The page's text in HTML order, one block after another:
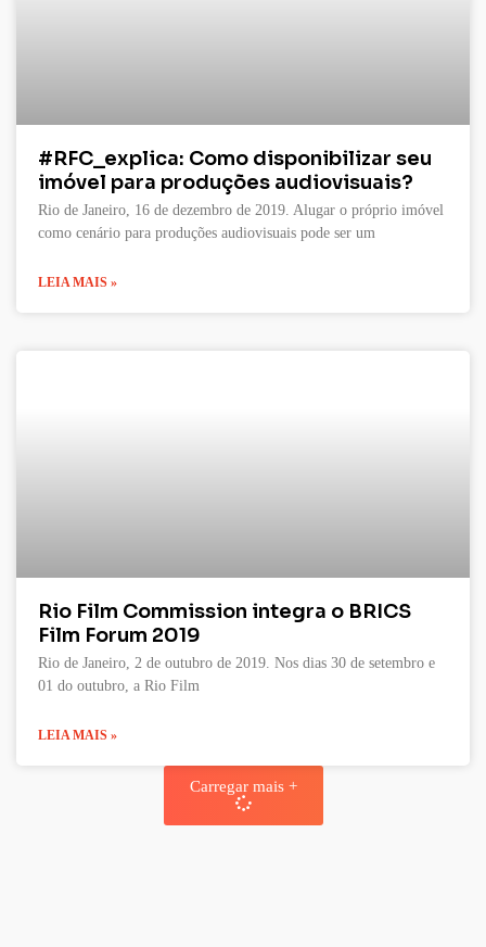
#RFC_explica: Como disponibilizar seu
imóvel para produções audiovisuais?
Rio de Janeiro, 16 de dezembro de 2019. Alugar o próprio imóvel
como cenário para produções audiovisuais pode ser um
LEIA MAIS »
Rio Film Commission integra o BRICS
Film Forum 2019
Rio de Janeiro, 2 de outubro de 2019. Nos dias 30 de setembro e
01 do outubro, a Rio Film
LEIA MAIS »
Carregar mais +